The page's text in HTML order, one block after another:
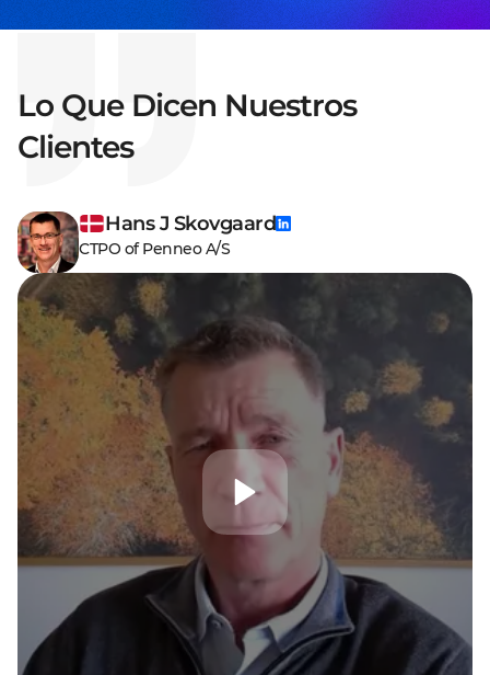
Lo Que Dicen Nuestros
Clientes
Hans J Skovgaard
CTPO of Penneo A/S